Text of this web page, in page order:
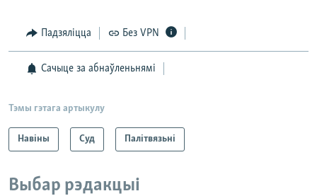
Падзяліцца Без VPN
Сачыце за абнаўленьнямі
Тэмы гэтага артыкулу
Навіны Суд Палітвязьні
Выбар рэдакцыі